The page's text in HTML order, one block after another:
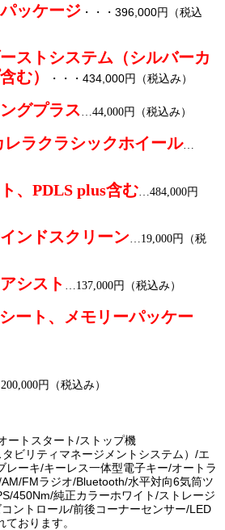
ッケージ ・・・396,000円（税込
ストシステム（シルバーカ
む）
・・・434,000円（税込み）
グプラス …44,000円（税込み）
ラクラシックホイール…
、PDLS plus含む …484,000円
ンドスクリーン …19,000円（税
シスト …137,000円（税込み）
ート、メモリーパッケー
円（税込み）
ートスタート/ストップ機
ビリティマネージメントシステム）/エ
レーキ/キーレス一体型電子キー/オートラ
FMラジオ/Bluetooth/水平対向6気筒ツ
450Nm/純正カラーホワイト/ストレージ
ントロール/前後コーナーセンサー/LED
おります。